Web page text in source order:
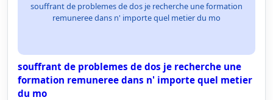
souffrant de problemes de dos je recherche une formation
remuneree dans n' importe quel metier du mo
souffrant de problemes de dos je recherche une
formation remuneree dans n' importe quel metier
du mo